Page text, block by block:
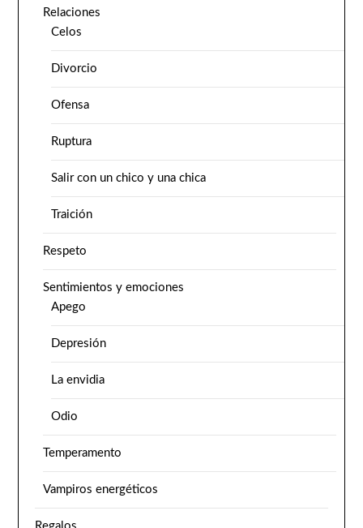
Relaciones
Celos
Divorcio
Ofensa
Ruptura
Salir con un chico y una chica
Traición
Respeto
Sentimientos y emociones
Apego
Depresión
La envidia
Odio
Temperamento
Vampiros energéticos